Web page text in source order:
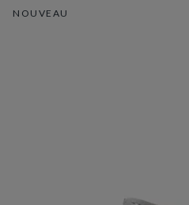
NOUVEAU